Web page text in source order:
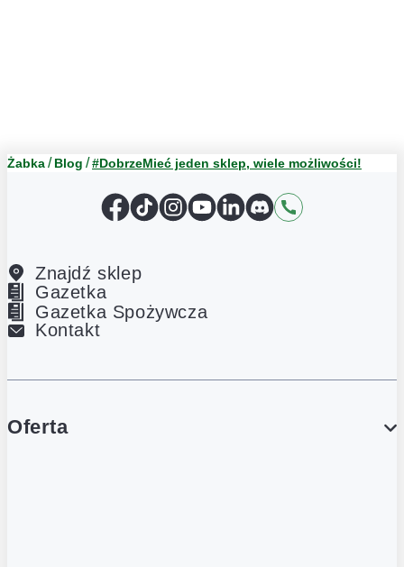
Żabka Blog #DobrzeMieć jeden sklep, wiele możliwości!
Facebook
TikTokInstagram
YouTubeLinkedIn
Discord
Znajdź sklep
Gazetka
Gazetka Spożywcza
Kontakt
Oferta